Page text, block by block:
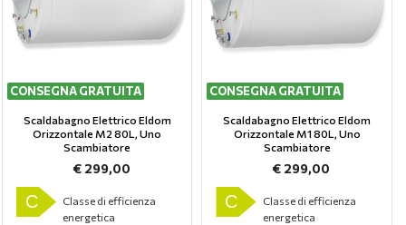
CONSEGNA GRATUITA
Scaldabagno Elettrico Eldom
Orizzontale M2 80L, Uno
Scambiatore
€ 299,00
C
Classe di efficienza
energetica
CONSEGNA GRATUITA
Scaldabagno Elettrico Eldom
Orizzontale M1 80L, Uno
Scambiatore
€ 299,00
C
Classe di efficienza
energetica